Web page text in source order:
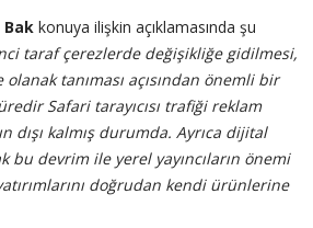
Bakkonuya ilişkin açıklamasında şu
taraf çerezlerde değişikliğe gidilmesi,
tanıması açısından önemli bir
Safari tarayıcısı trafiği reklam
dışı kalmış durumda. Ayrıca dijital
bu devrim ile yerel yayıncıların önemi
doğrudan kendi ürünlerine